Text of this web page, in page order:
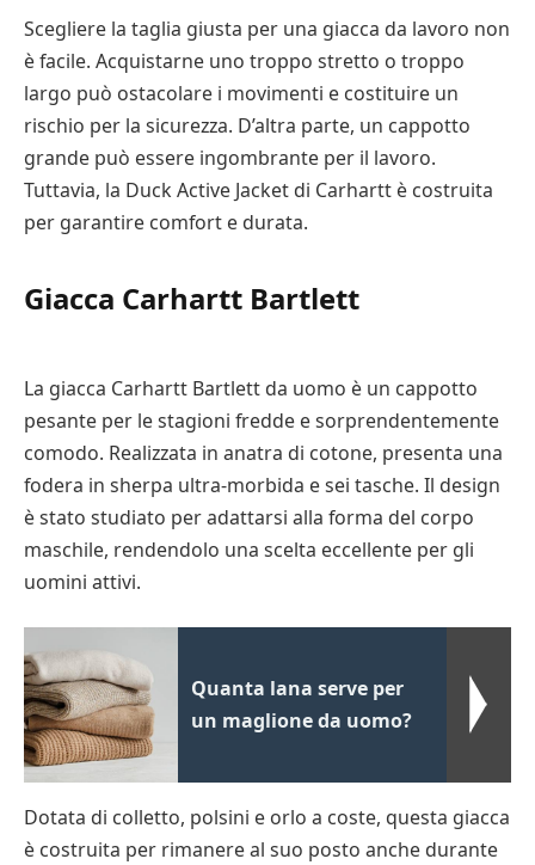
Scegliere la taglia giusta per una giacca da lavoro non
è facile. Acquistarne uno troppo stretto o troppo
largo può ostacolare i movimenti e costituire un
rischio per la sicurezza. D’altra parte, un cappotto
grande può essere ingombrante per il lavoro.
Tuttavia, la Duck Active Jacket di Carhartt è costruita
per garantire comfort e durata.
Giacca Carhartt Bartlett
La giacca Carhartt Bartlett da uomo è un cappotto
pesante per le stagioni fredde e sorprendentemente
comodo. Realizzata in anatra di cotone, presenta una
fodera in sherpa ultra-morbida e sei tasche. Il design
è stato studiato per adattarsi alla forma del corpo
maschile, rendendolo una scelta eccellente per gli
uomini attivi.
Quanta lana serve per
un maglione da uomo?
Dotata di colletto, polsini e orlo a coste, questa giacca
è costruita per rimanere al suo posto anche durante